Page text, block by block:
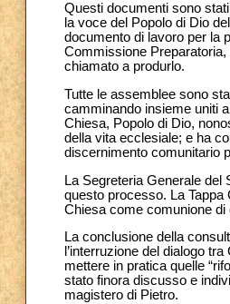
Questi documenti sono
la voce del Popolo di Dio
documento di lavoro per la
Commissione
chiamato a produrlo.
Tutte le assemblee sono
camminando insieme uniti
Chiesa, Popolo di Dio,
della vita ecclesiale; e ha
discernimento comunitario
La Segreteria Generale del
questo processo. La
Chiesa come comunione
La conclusione della
l’interruzione del dialogo
mettere in pratica quelle
stato finora discusso e
magistero di Pietro.